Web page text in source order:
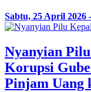
Sabtu, 25 April 2026
Nyanyian
Korupsi
Pinjam Uang